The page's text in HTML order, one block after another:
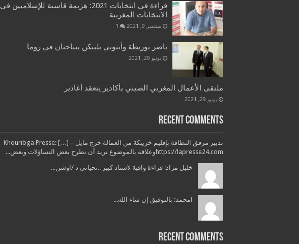
قراءة في انتخابات 2021: هزيمة قاسية للإسلاميين في
الانتخابات المغربية
سبتمبر 9, 2021 1
ناصر بوريطة وأنتوني بلينكن يتباحثان في روما
يونيو 29, 2021
ملتقى الأعمال المغربي الصيني بأكادير ينعقد أغادير
يونيو 29, 2021
Recent Comments
تدبير مرفق النظافة بإقليم خريبكة من العمالة خرج مايل – Khouribga Presse: […]
https://lapresse24.comوعلاقة بالموضوع نريد أن نطرح بعض التساؤلات وبعض...
خليل مراد: قراءة وافية لاستاذ كبير ..تحياتي ذ /اوشن...
امحمد: بالتوفيق إن شاء الله...
Recent Comments